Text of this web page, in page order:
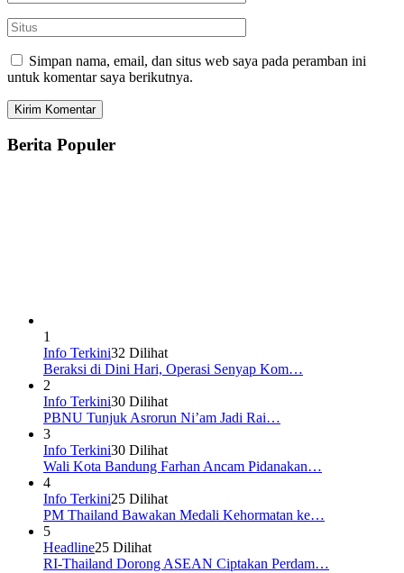
Simpan nama, email, dan situs web saya pada peramban ini
untuk komentar saya berikutnya.
Berita Populer
1
Info Terkini32 Dilihat
Beraksi di Dini Hari, Operasi Senyap Kom…
2
Info Terkini30 Dilihat
PBNU Tunjuk Asrorun Ni’am Jadi Rai…
3
Info Terkini30 Dilihat
Wali Kota Bandung Farhan Ancam Pidanakan…
4
Info Terkini25 Dilihat
PM Thailand Bawakan Medali Kehormatan ke…
5
Headline25 Dilihat
RI-Thailand Dorong ASEAN Ciptakan Perdam…